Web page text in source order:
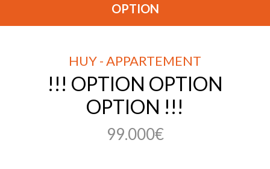
OPTION
HUY - APPARTEMENT
!!! OPTION OPTION
OPTION !!!
99.000€